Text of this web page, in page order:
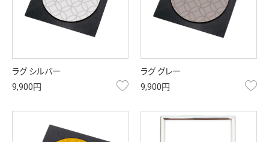
ラグ シルバー
9,900円
お気に入り
ラグ グレー
9,900円